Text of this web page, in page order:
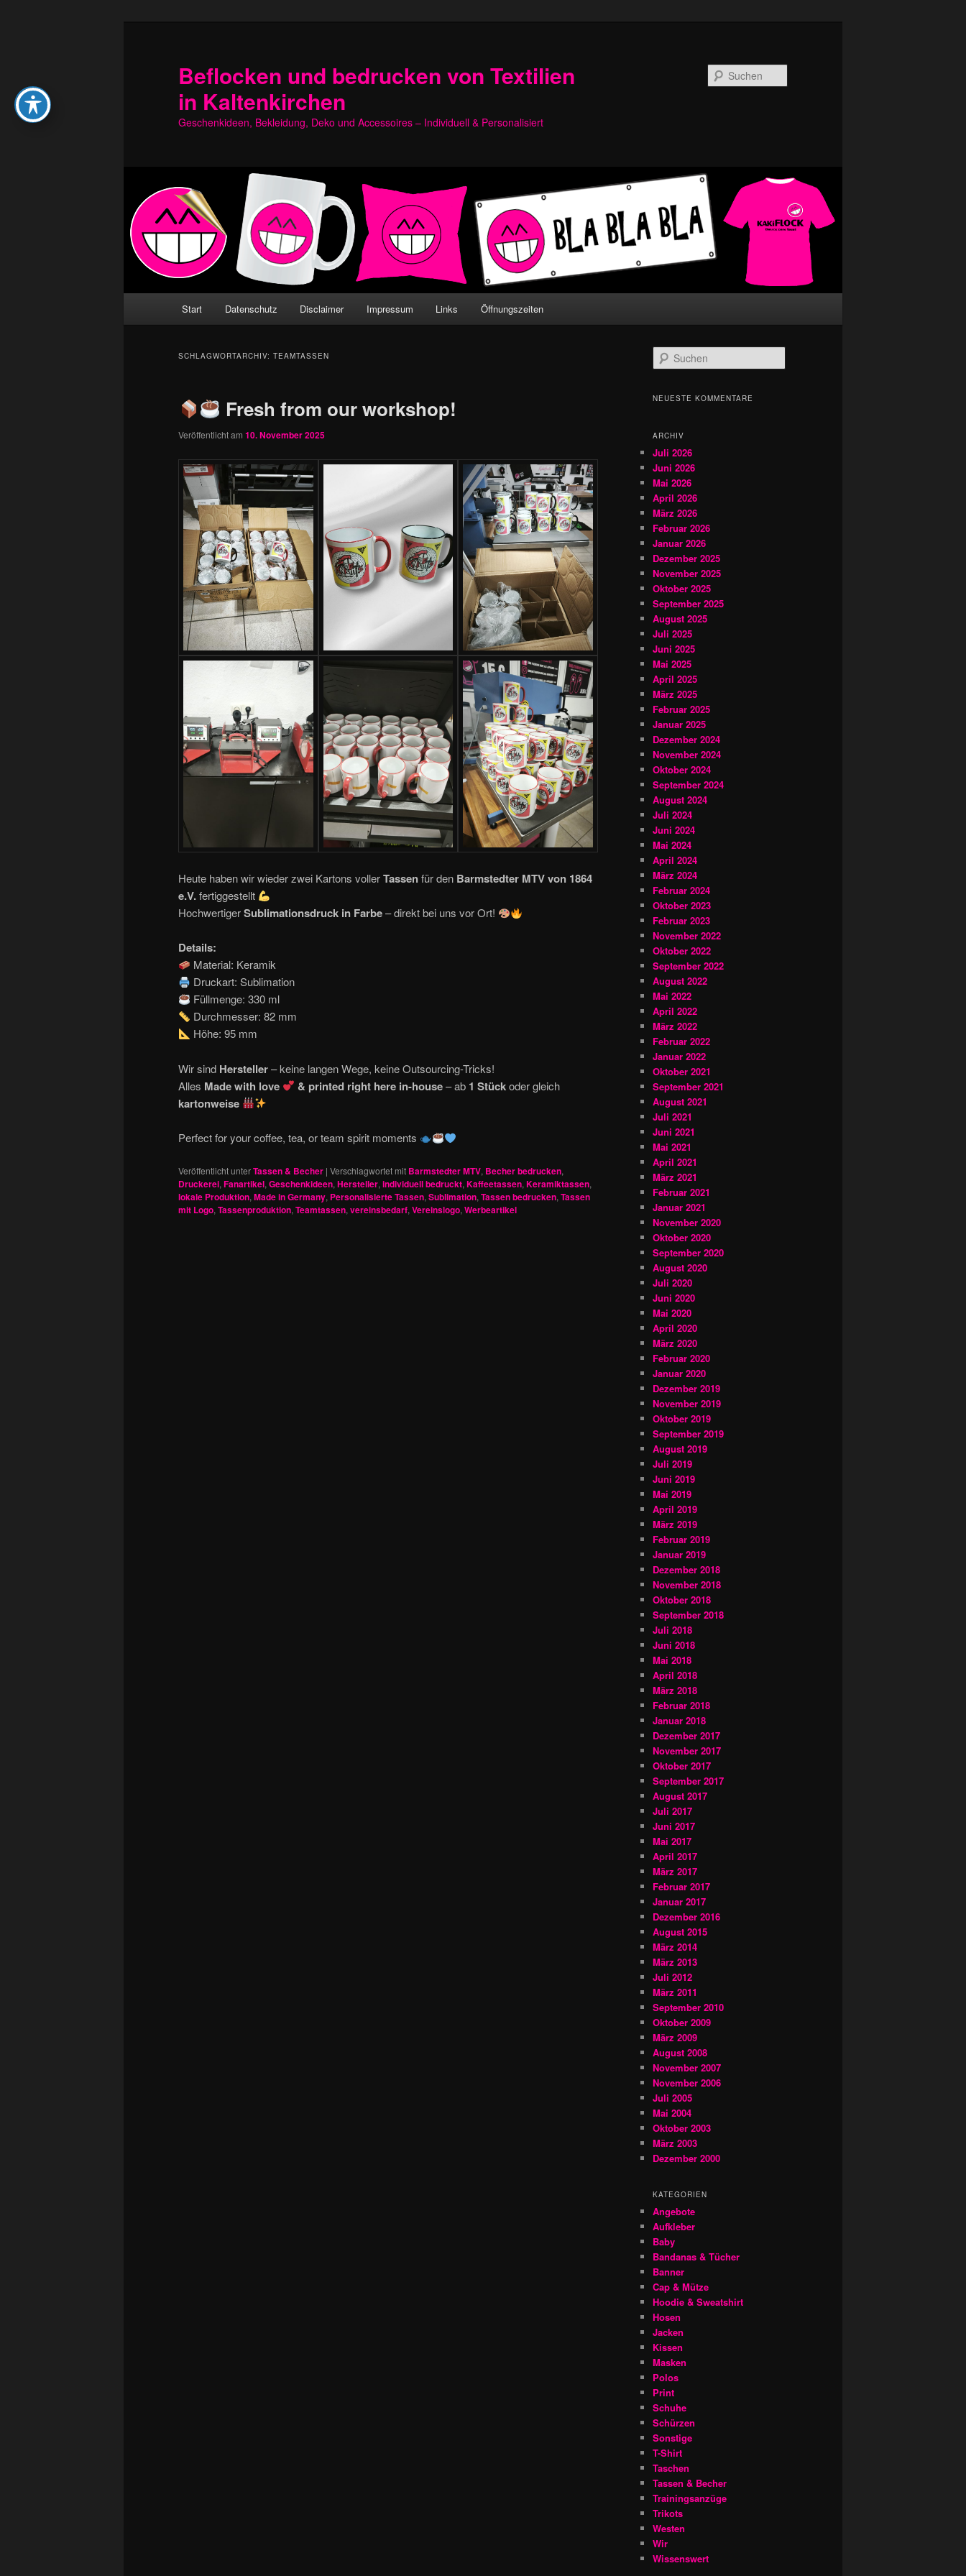
Beflocken und bedrucken von Textilien
in Kaltenkirchen
Geschenkideen, Bekleidung, Deko und Accessoires – Individuell & Personalisiert
Start Datenschutz Disclaimer Impressum Links Öffnungszeiten
SCHLAGWORTARCHIV: TEAMTASSEN
Fresh from our workshop!
Veröffentlicht am 10. November 2025
Heute haben wir wieder zwei Kartons vollerTassenfür den Barmstedter MTV von 1864
e.V.fertiggestellt
HochwertigerSublimationsdruck in Farbe– direkt bei uns vor Ort!
Details:
Material: Keramik
Druckart: Sublimation
Füllmenge: 330 ml
Durchmesser: 82 mm
Höhe: 95 mm
Wir sind Hersteller– keine langen Wege, keine Outsourcing-Tricks!
Alles Made with love & printed right here in-house– ab 1 Stückoder gleich
kartonweise
Perfect for your coffee, tea, or team spirit moments
Veröffentlicht unterTassen & Becher | Verschlagwortet mit Barmstedter MTV, Becher bedrucken,
Druckerei, Fanartikel, Geschenkideen, Hersteller, individuell bedruckt, Kaffeetassen, Keramiktassen,
lokale Produktion, Made in Germany, Personalisierte Tassen, Sublimation, Tassen bedrucken, Tassen
mit Logo, Tassenproduktion, Teamtassen, vereinsbedarf, Vereinslogo, Werbeartikel
u
h
NEUESTE KOMMENTARE
ARCHIV
Juli 2026
Juni 2026
Mai 2026
April 2026
März 2026
Februar 2026
Januar 2026
Dezember 2025
November 2025
Oktober 2025
September 2025
August 2025
Juli 2025
Juni 2025
Mai 2025
April 2025
März 2025
Februar 2025
Januar 2025
Dezember 2024
November 2024
Oktober 2024
September 2024
August 2024
Juli 2024
Juni 2024
Mai 2024
April 2024
März 2024
Februar 2024
Oktober 2023
Februar 2023
November 2022
Oktober 2022
September 2022
August 2022
Mai 2022
April 2022
März 2022
Februar 2022
Januar 2022
Oktober 2021
September 2021
August 2021
Juli 2021
Juni 2021
Mai 2021
April 2021
März 2021
Februar 2021
Januar 2021
November 2020
Oktober 2020
September 2020
August 2020
Juli 2020
Juni 2020
Mai 2020
April 2020
März 2020
Februar 2020
Januar 2020
Dezember 2019
November 2019
Oktober 2019
September 2019
August 2019
Juli 2019
Juni 2019
Mai 2019
April 2019
März 2019
Februar 2019
Januar 2019
Dezember 2018
November 2018
Oktober 2018
September 2018
Juli 2018
Juni 2018
Mai 2018
April 2018
März 2018
Februar 2018
Januar 2018
Dezember 2017
November 2017
Oktober 2017
September 2017
August 2017
Juli 2017
Juni 2017
Mai 2017
April 2017
März 2017
Februar 2017
Januar 2017
Dezember 2016
August 2015
März 2014
März 2013
Juli 2012
März 2011
September 2010
Oktober 2009
März 2009
August 2008
November 2007
November 2006
Juli 2005
Mai 2004
Oktober 2003
März 2003
Dezember 2000
KATEGORIEN
Angebote
Aufkleber
Baby
Bandanas & Tücher
Banner
Cap & Mütze
Hoodie & Sweatshirt
Hosen
Jacken
Kissen
Masken
Polos
Print
Schuhe
Schürzen
Sonstige
T-Shirt
Taschen
Tassen & Becher
Trainingsanzüge
Trikots
Westen
Wir
Wissenswert